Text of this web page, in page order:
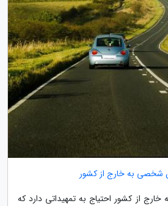
شخصی به خارج از کشور
از کشور احتیاج به تمهیداتی دارد که